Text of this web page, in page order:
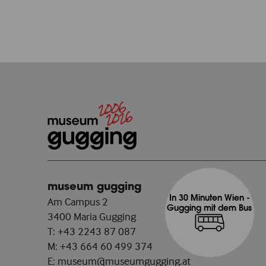
museum gugging
Am Campus 2
3400 Maria Gugging
T: +43 2243 87 087
M: +43 664 60 499 374
E: museum@museumgugging.at
In 30 Minuten Wien -
Gugging mit dem Bus